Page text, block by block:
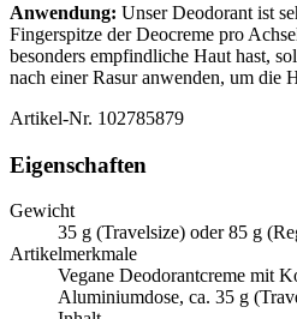
Anwendung: Unser Deodorant ist
Fingerspitze der Deocreme pro
besonders empfindliche Haut hast,
nach einer Rasur anwenden, um die
Artikel-Nr. 102785879
Eigenschaften
Gewicht
35 g (Travelsize) oder 85 g
Artikelmerkmale
Vegane Deodorantcreme mit
Aluminiumdose, ca. 35 g